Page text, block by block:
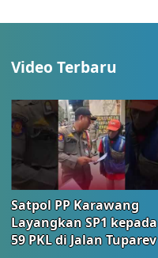
Video Terbaru
Satpol PP Karawang
Layangkan SP1 kepada
59 PKL di Jalan Tuparev